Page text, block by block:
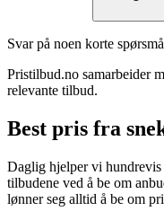
Svar på noen korte
Pristilbud.no samarbeider
relevante tilbud.
Best pris fra
Daglig hjelper vi hundrevis
tilbudene ved å be om
lønner seg alltid å be om